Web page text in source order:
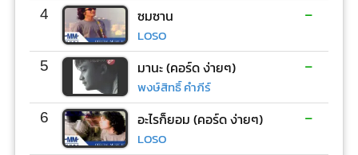
4 ซมซาน
LOSO
-
5 มานะ (คอร์ด ง่ายๆ)
พงษ์สิทธิ์ คำภีร์
-
6 อะไรก็ยอม (คอร์ด ง่ายๆ)
LOSO
-